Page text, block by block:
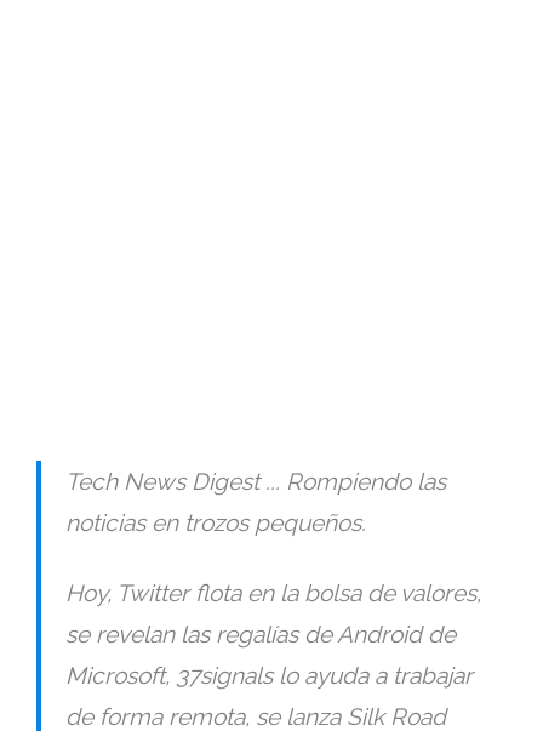
Tech News Digest ... Rompiendo las
noticias en trozos pequeños.
Hoy, Twitter flota en la bolsa de valores,
se revelan las regalías de Android de
Microsoft, 37signals lo ayuda a trabajar
de forma remota, se lanza Silk Road